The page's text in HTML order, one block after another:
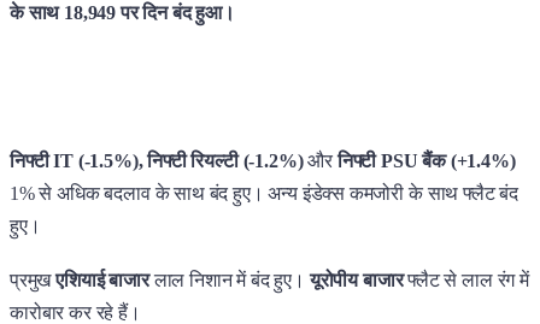
के साथ 18,949 पर दिन बंद हुआ।
निफ्टी IT (-1.5%), निफ्टी रियल्टी (-1.2%)औरनिफ्टी PSU बैंक (+1.4%)
1% से अधिक बदलाव के साथ बंद हुए। अन्य इंडेक्स कमजोरी के साथ फ्लैट बंद
हुए।
प्रमुखएशियाई बाजारलाल निशान में बंद हुए। यूरोपीय बाजारफ्लैट से लाल रंग में
कारोबार कर रहे हैं।